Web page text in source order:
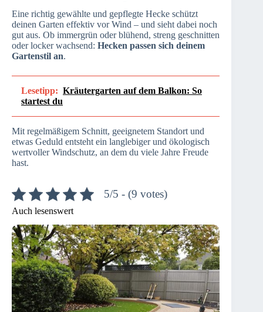
Eine richtig gewählte und gepflegte Hecke schützt
deinen Garten effektiv vor Wind – und sieht dabei noch
gut aus. Ob immergrün oder blühend, streng geschnitten
oder locker wachsend: Hecken passen sich deinem
Gartenstil an.
Lesetipp: Kräutergarten auf dem Balkon: So
startest du
Mit regelmäßigem Schnitt, geeignetem Standort und
etwas Geduld entsteht ein langlebiger und ökologisch
wertvoller Windschutz, an dem du viele Jahre Freude
hast.
5/5 - (9 votes)
Auch lesenswert